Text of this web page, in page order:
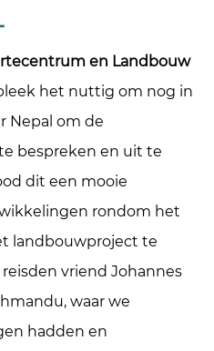
en Landbouw
het nuttig om nog in
Nepal om de
bespreken en uit te
dit een mooie
rondom het
landbouwproject te
vriend Johannes
waar we
hadden en